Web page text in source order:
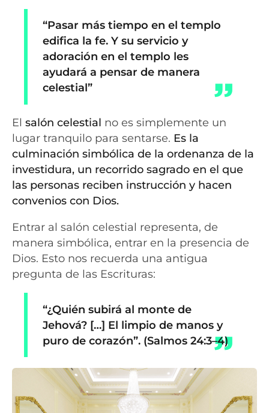
“Pasar más tiempo en el templo
edifica la fe. Y su servicio y
adoración en el templo les
ayudará a pensar de manera
celestial”
El salón celestial no es simplemente un
lugar tranquilo para sentarse. Es la
culminación simbólica de la ordenanza de la
investidura, un recorrido sagrado en el que
las personas reciben instrucción y hacen
convenios con Dios.
Entrar al salón celestial representa, de
manera simbólica, entrar en la presencia de
Dios. Esto nos recuerda una antigua
pregunta de las Escrituras:
“¿Quién subirá al monte de
Jehová? […] El limpio de manos y
puro de corazón”. (Salmos 24:3–4)